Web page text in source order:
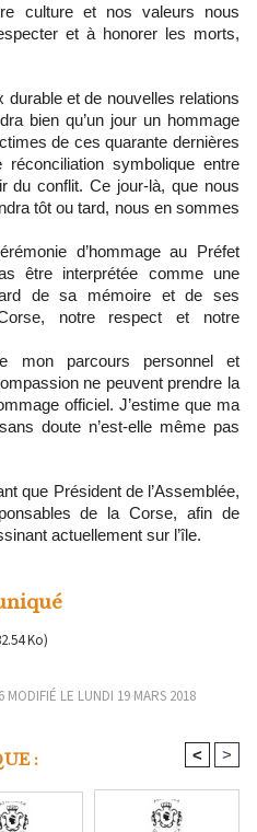
culture et nos valeurs nous
et à honorer les morts,
durable et de nouvelles relations
bien qu’un jour un hommage
de ces quarante dernières
symbolique entre
du conflit. Ce jour-là, que nous
tôt ou tard, nous en sommes
d’hommage au Préfet
être interprétée comme une
de sa mémoire et de ses
notre respect et notre
mon parcours personnel et
ne peuvent prendre la
officiel. J’estime que ma
doute n’est-elle même pas
que Président de l’Assemblée,
de la Corse, afin de
actuellement sur l’île.
Ko)
MODIFIÉ LE LUNDI 19 MARS 2018
: < >